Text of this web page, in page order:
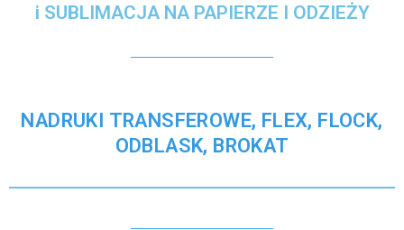
i SUBLIMACJA NA PAPIERZE I ODZIEŻY
NADRUKI TRANSFEROWE, FLEX, FLOCK,
ODBLASK, BROKAT